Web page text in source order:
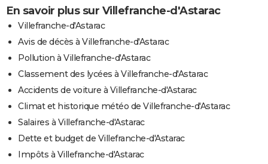
En savoir plus sur Villefranche-d'Astarac
Villefranche-d'Astarac
Avis de décès à Villefranche-d'Astarac
Pollution à Villefranche-d'Astarac
Classement des lycées à Villefranche-d'Astarac
Accidents de voiture à Villefranche-d'Astarac
Climat et historique météo de Villefranche-d'Astarac
Salaires à Villefranche-d'Astarac
Dette et budget de Villefranche-d'Astarac
Impôts à Villefranche-d'Astarac